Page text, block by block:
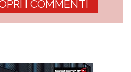
I COMMENTI